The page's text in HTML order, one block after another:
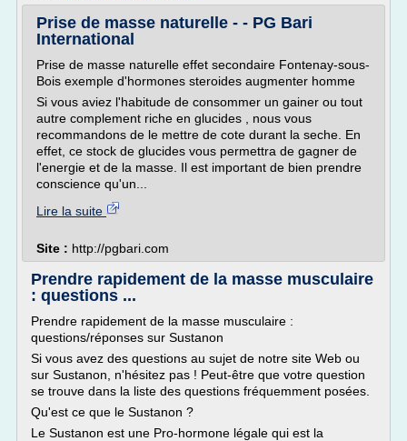
Prise de masse naturelle - - PG Bari
International
Prise de masse naturelle effet secondaire Fontenay-sous-
Bois exemple d'hormones steroides augmenter homme
Si vous aviez l'habitude de consommer un gainer ou tout
autre complement riche en glucides , nous vous
recommandons de le mettre de cote durant la seche. En
effet, ce stock de glucides vous permettra de gagner de
l'energie et de la masse. Il est important de bien prendre
conscience qu'un...
Lire la suite
Site : http://pgbari.com
Prendre rapidement de la masse musculaire
: questions ...
Prendre rapidement de la masse musculaire :
questions/réponses sur Sustanon
Si vous avez des questions au sujet de notre site Web ou
sur Sustanon, n'hésitez pas ! Peut-être que votre question
se trouve dans la liste des questions fréquemment posées.
Qu'est ce que le Sustanon ?
Le Sustanon est une Pro-hormone légale qui est la